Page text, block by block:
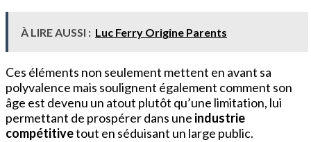
À LIRE AUSSI : Luc Ferry Origine Parents
Ces éléments non seulement mettent en avant sa
polyvalence mais soulignent également comment son
âge est devenu un atout plutôt qu’une limitation, lui
permettant de prospérer dans une industrie
compétitivetout en séduisant un large public.